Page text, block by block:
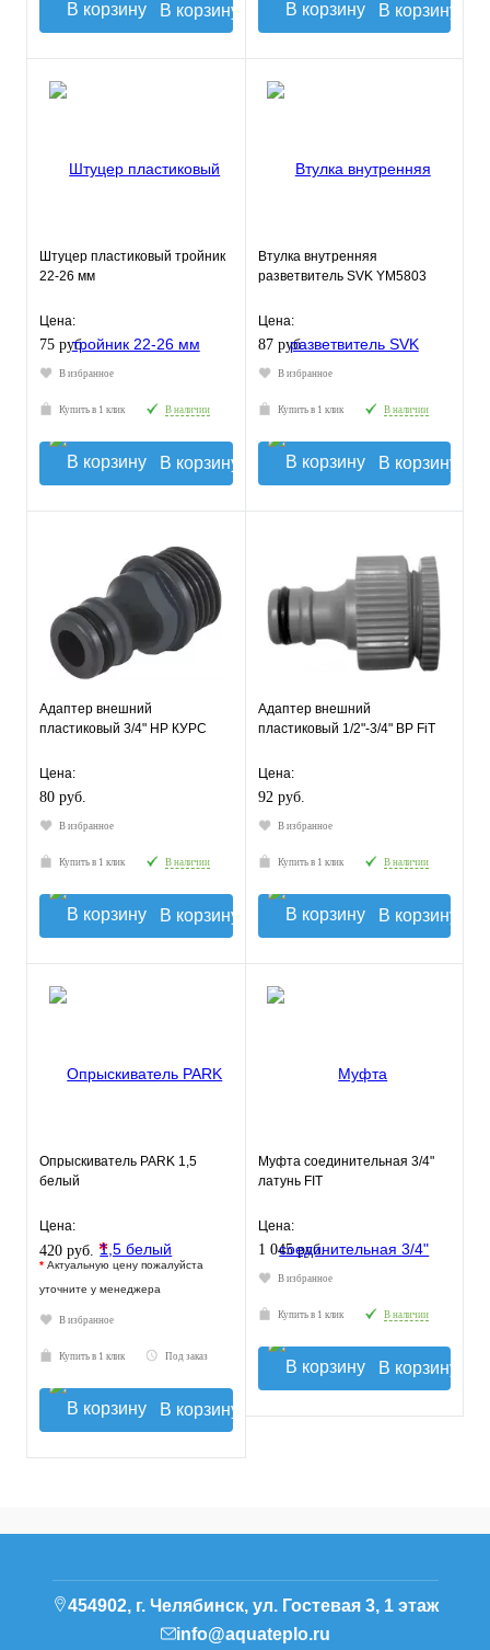
В корзину В корзину
Штуцер пластиковый тройник
22-26 мм
Цена:
75 руб.
В избранное
Купить в 1 клик В наличии
В корзину
Втулка внутренняя
разветвитель SVK YM5803
Цена:
87 руб.
В избранное
Купить в 1 клик В наличии
В корзину
Адаптер внешний
пластиковый 3/4" НР КУРС
Цена:
80 руб.
В избранное
Купить в 1 клик В наличии
В корзину
Адаптер внешний
пластиковый 1/2"-3/4" ВР FiT
Цена:
92 руб.
В избранное
Купить в 1 клик В наличии
В корзину
Опрыскиватель PARK 1,5
белый
Цена:
420 руб. *
* Актуальную цену пожалуйста
уточните у менеджера
В избранное
Купить в 1 клик Под заказ
В корзину
Муфта соединительная 3/4"
латунь FIT
Цена:
1 045 руб.
В избранное
Купить в 1 клик В наличии
В корзину
454902, г. Челябинск, ул. Гостевая 3, 1 этаж
info@aquateplo.ru